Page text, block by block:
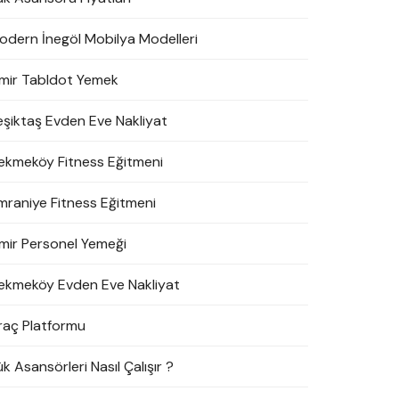
İnegöl Mobilya Modelleri
Tabldot Yemek
Evden Eve Nakliyat
Fitness Eğitmeni
Fitness Eğitmeni
Personel Yemeği
Evden Eve Nakliyat
Platformu
Asansörleri Nasıl Çalışır ?